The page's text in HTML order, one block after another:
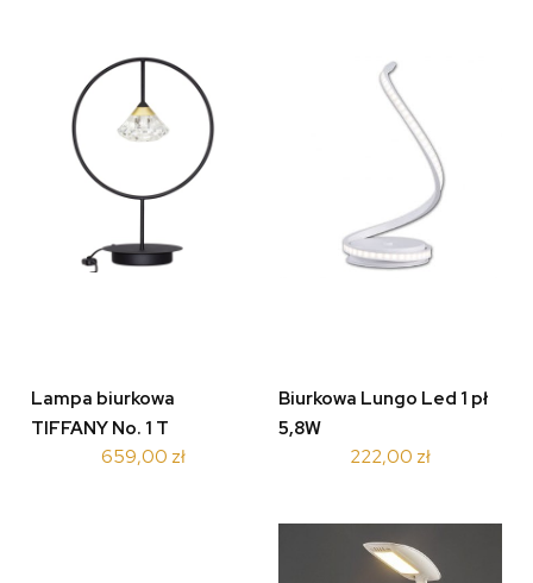
Lampa biurkowa
TIFFANY No. 1 T
LA059/T_black
659,00 zł
Biurkowa Lungo Led 1 pł
5,8W
222,00 zł